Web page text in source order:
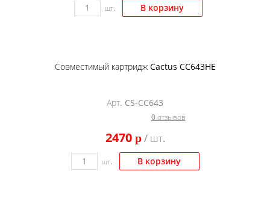
Konica Minolta
шт. В корзину
Совместимый картридж Cactus CC643HE
Арт. CS-CC643
0 отзывов
2470 p/ шт.
шт. В корзину